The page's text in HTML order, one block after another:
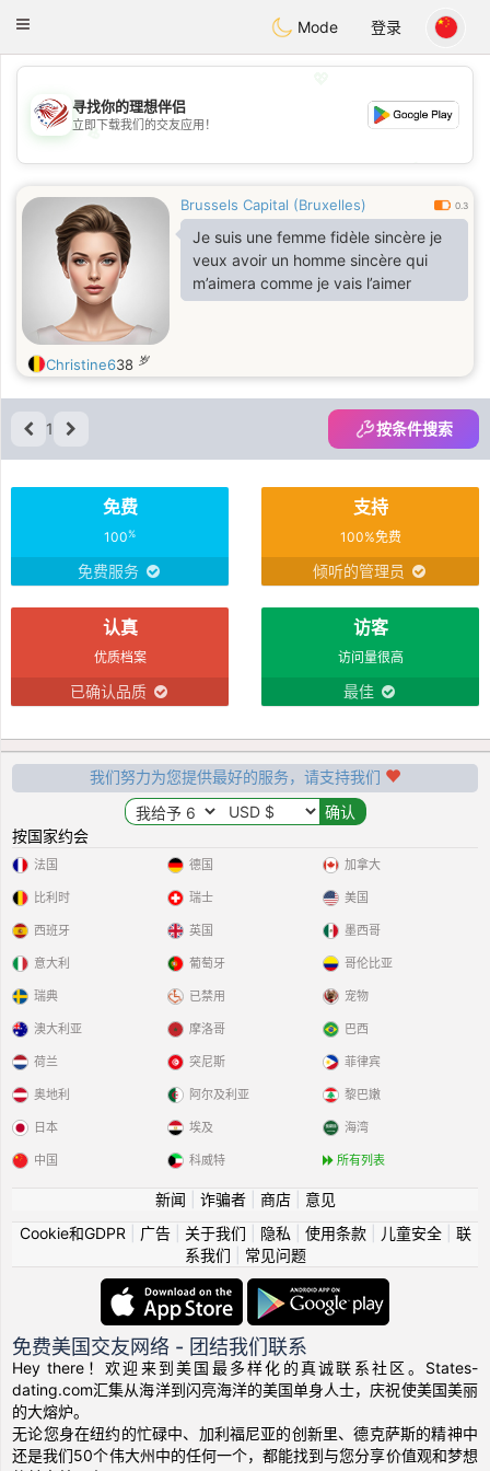
Dating
Toggle
Mode 登录
💖
💕
寻找你的理想伴侣
立即下载我们的交友应用！
Brussels Capital (Bruxelles) 0.3
Je suis une femme fidèle sincère je
veux avoir un homme sincère qui
m’aimera comme je vais l’aimer
Christine638 岁
1 按条件搜索
免费
100%
免费服务
支持
100%免费
倾听的管理员
认真
优质档案
已确认品质
访客
访问量很高
最佳
我们努力为您提供最好的服务，请支持我们
按国家约会
法国
比利时
西班牙
意大利
瑞典
德国
瑞士
英国
葡萄牙
已禁用
加拿大
美国
墨西哥
哥伦比亚
宠物
澳大利亚
荷兰
奥地利
日本
中国
摩洛哥
突尼斯
阿尔及利亚
埃及
科威特
巴西
菲律宾
黎巴嫩
海湾
所有列表
新闻 诈骗者| 商店| 意见
Cookie和GDPR
广告| 关于我们 隐私 使用条款| 儿童安全| 联
系我们
常见问题
免费美国交友网络 - 团结我们联系
Hey there！欢迎来到美国最多样化的真诚联系社区。States-
dating.com汇集从海洋到闪亮海洋的美国单身人士，庆祝使美国美丽
的大熔炉。
无论您身在纽约的忙碌中、加利福尼亚的创新里、德克萨斯的精神中
还是我们50个伟大州中的任何一个，都能找到与您分享价值观和梦想